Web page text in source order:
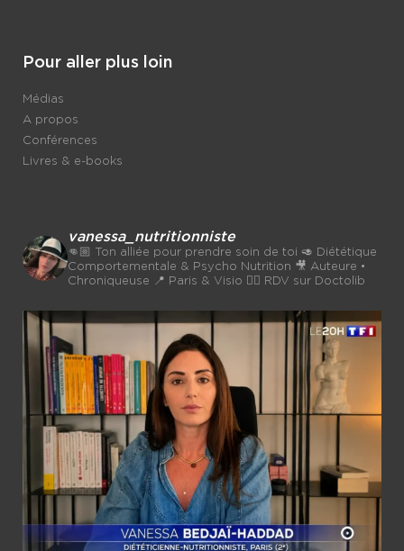
Pour aller plus loin
Médias
A propos
Conférences
Livres & e-books
vanessa_nutritionniste
👊🏼 Ton alliée pour prendre soin de toi 🥑 Diététique
Comportementale & Psycho Nutrition 🎥 Auteure •
Chroniqueuse 📍 Paris & Visio 👉🏼 RDV sur Doctolib